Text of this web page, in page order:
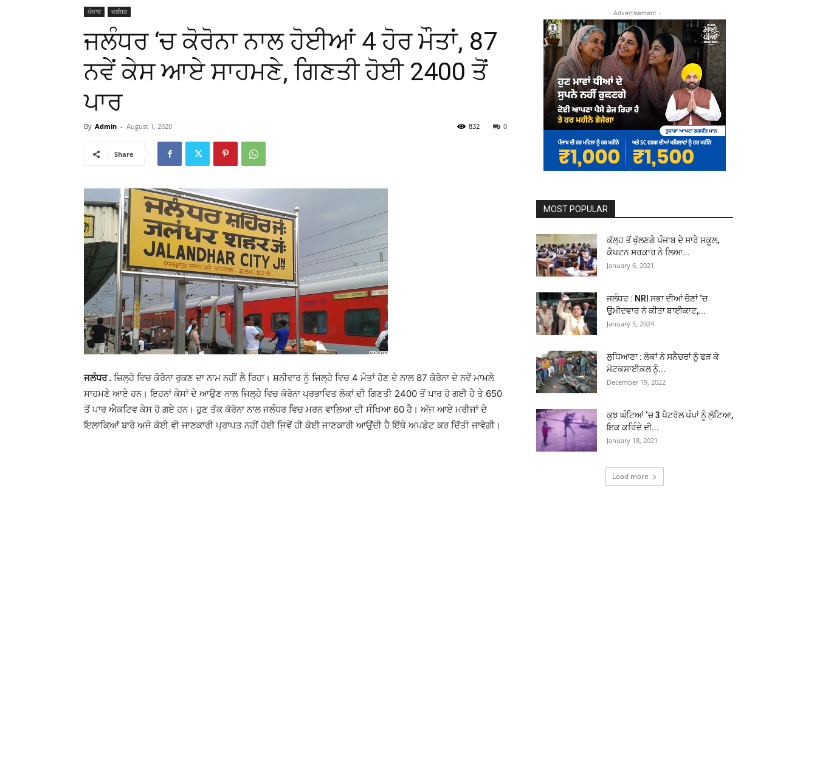
ਪੰਜਾਬ ਜਲੰਧਰ
ਜਲੰਧਰ ‘ਚ ਕੋਰੋਨਾ ਨਾਲ ਹੋਈਆਂ 4 ਹੋਰ ਮੌਤਾਂ, 87
ਨਵੇਂ ਕੇਸ ਆਏ ਸਾਹਮਣੇ, ਗਿਣਤੀ ਹੋਈ 2400 ਤੋਂ
ਪਾਰ
By Admin - August 1, 2020 0
832
Share
ਜਲੰਧਰ . ਜ਼ਿਲ੍ਹੇ ਵਿਚ ਕੋਰੋਨਾ ਰੁਕਣ ਦਾ ਨਾਮ ਨਹੀਂ ਲੈ ਰਿਹਾ। ਸ਼ਨੀਵਾਰ ਨੂੰ ਜਿਲ੍ਹੇ ਵਿਚ 4 ਮੌਤਾਂ ਹੋਣ ਦੇ ਨਾਲ 87 ਕੋਰੋਨਾ ਦੇ ਨਵੇਂ ਮਾਮਲੇ
ਸਾਹਮਣੇ ਆਏ ਹਨ। ਇਹਨਾਂ ਕੇਸਾਂ ਦੇ ਆਉਣ ਨਾਲ ਜਿਲ੍ਹੇ ਵਿਚ ਕੋਰੋਨਾ ਪ੍ਰਭਾਵਿਤ ਲੋਕਾਂ ਦੀ ਗਿਣਤੀ 2400 ਤੋਂ ਪਾਰ ਹੋ ਗਈ ਹੈ ਤੇ 650
ਤੋਂ ਪਾਰ ਐਕਟਿਵ ਕੇਸ ਹੋ ਗਏ ਹਨ। ਹੁਣ ਤੱਕ ਕੋਰੋਨਾ ਨਾਲ ਜਲੰਧਰ ਵਿਚ ਮਰਨ ਵਾਲਿਆ ਦੀ ਸੰਖਿਆ 60 ਹੈ। ਅੱਜ ਆਏ ਮਰੀਜਾਂ ਦੇ
ਇਲਾਕਿਆਂ ਬਾਰੇ ਅਜੇ ਕੋਈ ਵੀ ਜਾਣਕਾਰੀ ਪ੍ਰਾਪਤ ਨਹੀਂ ਹੋਈ ਜਿਵੇਂ ਹੀ ਕੋਈ ਜਾਣਕਾਰੀ ਆਉਂਦੀ ਹੈ ਇੱਥੇ ਅਪਡੇਟ ਕਰ ਦਿੱਤੀ ਜਾਵੇਗੀ।
- Advertisement -
MOST POPULAR
ਕੱਲ੍ਹ ਤੋਂ ਖੁੱਲਣਗੇ ਪੰਜਾਬ ਦੇ ਸਾਰੇ ਸਕੂਲ,
ਕੈਪਟਨ ਸਰਕਾਰ ਨੇ ਲਿਆ...
January 6, 2021
ਜਲੰਧਰ : NRI ਸਭਾ ਦੀਆਂ ਚੋਣਾਂ ‘ਚ
ਉਮੀਦਵਾਰ ਨੇ ਕੀਤਾ ਬਾਈਕਾਟ,...
January 5, 2024
ਲੁਧਿਆਣਾ : ਲੋਕਾਂ ਨੇ ਸਨੈਚਰਾਂ ਨੂੰ ਫੜ ਕੇ
ਮੋਟਕਸਾਈਕਲ ਨੂੰ...
December 19, 2022
ਕੁਝ ਘੰਟਿਆਂ ‘ਚ 3 ਪੈਟਰੋਲ ਪੰਪਾਂ ਨੂੰ ਲੁੱਟਿਆ,
ਇਕ ਕਰਿੰਦੇ ਦੀ...
January 18, 2021
Load more